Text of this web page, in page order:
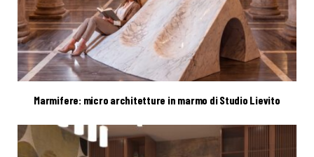
Marmifere: micro architetture in marmo di Studio Lievito